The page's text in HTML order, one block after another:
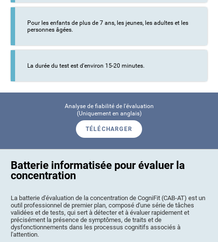
Pour les enfants de plus de 7 ans, les jeunes, les adultes et les
personnes âgées.
La durée du test est d'environ 15-20 minutes.
Analyse de fiabilité de l'évaluation
(Uniquement en anglais)
TÉLÉCHARGER
Batterie informatisée pour évaluer la
concentration
La batterie d'évaluation de la concentration de CogniFit (CAB-AT) est un
outil professionnel de premier plan, composé d'une série de tâches
validées et de tests, qui sert à détecter et à évaluer rapidement et
précisément la présence de symptômes, de traits et de
dysfonctionnements dans les processus cognitifs associés à
l'attention.